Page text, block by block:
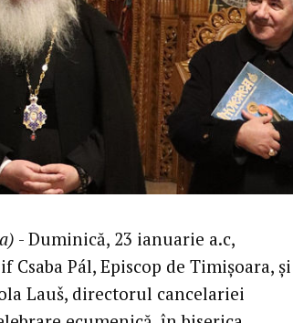
- Duminică, 23 ianuarie a.c,
Csaba Pál, Episcop de Timișoara, și
Lauš, directorul cancelariei